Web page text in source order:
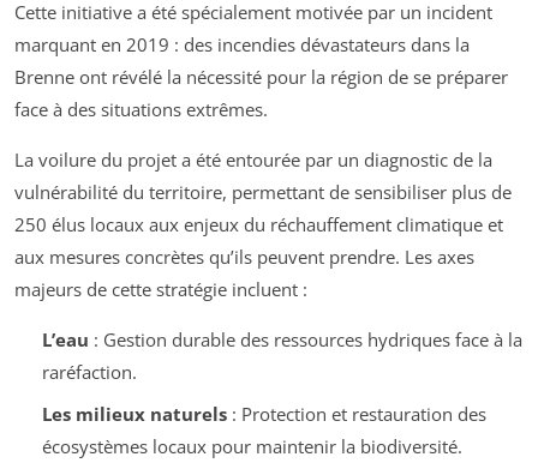
Cette initiative a été spécialement motivée par un incident
marquant en 2019 : des incendies dévastateurs dans la
Brenne ont révélé la nécessité pour la région de se préparer
face à des situations extrêmes.
La voilure du projet a été entourée par un diagnostic de la
vulnérabilité du territoire, permettant de sensibiliser plus de
250 élus locaux aux enjeux du réchauffement climatique et
aux mesures concrètes qu’ils peuvent prendre. Les axes
majeurs de cette stratégie incluent :
L’eau : Gestion durable des ressources hydriques face à la
raréfaction.
Les milieux naturels: Protection et restauration des
écosystèmes locaux pour maintenir la biodiversité.